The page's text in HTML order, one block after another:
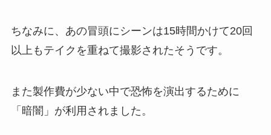
ちなみに、あの冒頭にシーンは15時間かけて20回
以上もテイクを重ねて撮影されたそうです。
また製作費が少ない中で恐怖を演出するために
「暗闇」が利用されました。